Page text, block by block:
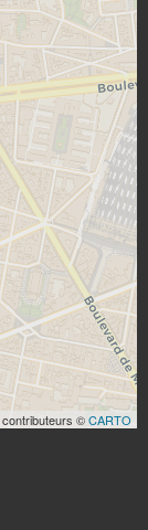
contributeurs ©CARTO